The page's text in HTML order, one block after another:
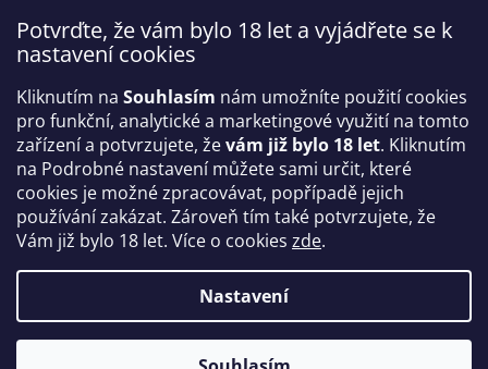
Potvrďte, že vám bylo 18 let a vyjádřete se k
nastavení cookies
Kliknutím na Souhlasím nám umožníte použití cookies
pro funkční, analytické a marketingové využití na tomto
zařízení a potvrzujete, ževám již bylo 18 let. Kliknutím
na Podrobné nastavení můžete sami určit, které
cookies je možné zpracovávat, popřípadě jejich
používání zakázat. Zároveň tím také potvrzujete, že
Vám již bylo 18 let. Více o cookies zde.
Nastavení
Přijímáme online platby
Copyright 2026IntimniNakupy.cz. Všechna práva